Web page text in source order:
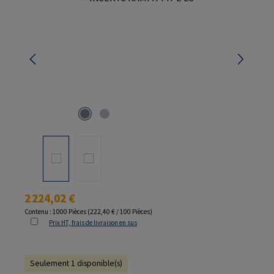
Prix régulier :
2 224,02 €
Contenu : 1000 Pièces (222,40 € / 100 Pièces)
Prix HT, frais de livraison en sus
Seulement 1 disponible(s)